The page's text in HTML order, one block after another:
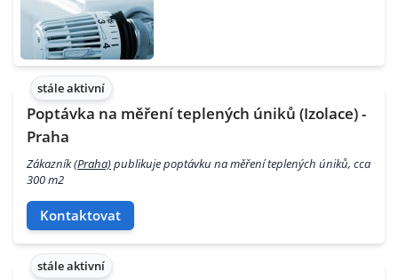
stále aktivní
Poptávka na měření teplených úniků (Izolace) -
Praha
Zákazník(Praha)publikuje poptávku na měření teplených úniků, cca
300 m2
Kontaktovat
stále aktivní